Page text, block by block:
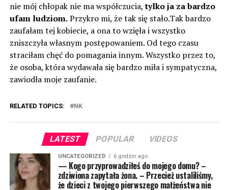
nie mój chłopak nie ma współczucia,tylko ja za bardzo
ufam ludziom.Przykro mi, że tak się stało.Tak bardzo
zaufałam tej kobiecie, a ona to wzięła i wszystko
zniszczyła własnym postępowaniem. Od tego czasu
straciłam chęć do pomagania innym. Wszystko przez to,
że osoba, która wydawała się bardzo miła i sympatyczna,
zawiodła moje zaufanie.
RELATED TOPICS: NK
LATEST POPULAR VIDEOS
UNCATEGORIZED 6 godzin ago
— Kogo przyprowadziłeś do mojego domu? –
zdziwiona zapytała żona. – Przecież ustaliliśmy,
że dzieci z twojego pierwszego małżeństwa nie